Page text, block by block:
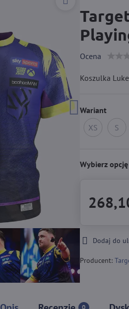
Ocena
Koszulka
Wariant
XS
S
Wybierz opcję
Dodaj do
Producent: